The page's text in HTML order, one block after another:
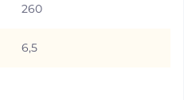
260
6,5